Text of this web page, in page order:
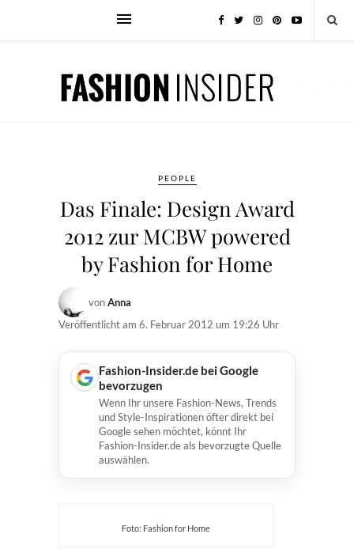
PEOPLE
Das Finale: Design Award
2012 zur MCBW powered
by Fashion for Home
vonAnna
Veröffentlicht am 6. Februar 2012 um 19:26 Uhr
Fashion-Insider.de bei Google
bevorzugen
Wenn Ihr unsere Fashion-News, Trends
und Style-Inspirationen öfter direkt bei
Google sehen möchtet, könnt Ihr
Fashion-Insider.de als bevorzugte Quelle
auswählen.
Foto: Fashion for Home